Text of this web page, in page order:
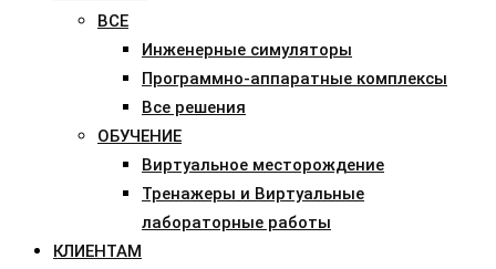
ВСЕ
Инженерные симуляторы
Программно-аппаратные комплексы
Все решения
ОБУЧЕНИЕ
Виртуальное месторождение
Тренажеры и Виртуальные
лабораторные работы
КЛИЕНТАМ